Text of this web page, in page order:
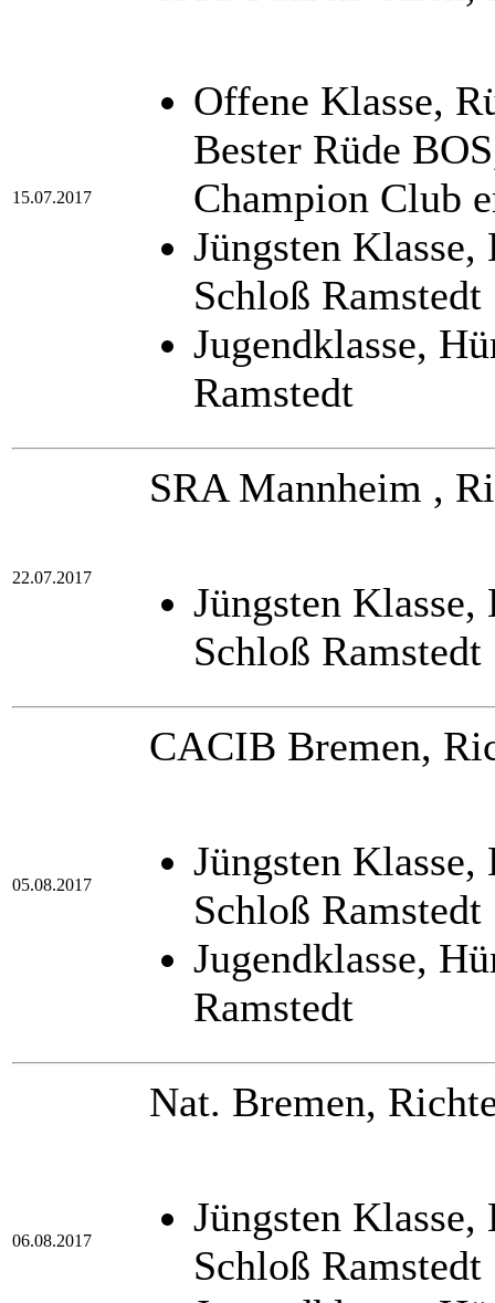
15.07.2017
Offene Klasse,
Bester Rüde
Champion Club
Jüngsten
Schloß Ramstedt
Jugendklasse,
Ramstedt
22.07.2017
SRA Mannheim ,
Jüngsten
Schloß Ramstedt
05.08.2017
CACIB Bremen,
Jüngsten
Schloß Ramstedt
Jugendklasse,
Ramstedt
06.08.2017
Nat. Bremen,
Jüngsten
Schloß Ramstedt